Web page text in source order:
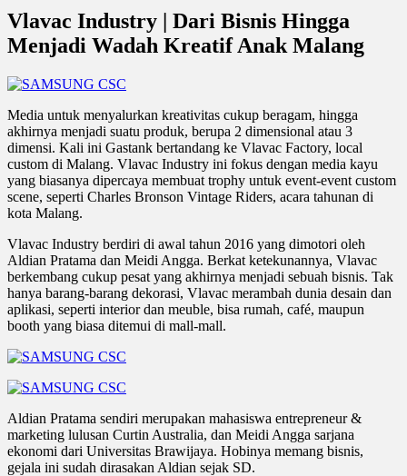
Vlavac Industry | Dari Bisnis Hingga
Menjadi Wadah Kreatif Anak Malang
Media untuk menyalurkan kreativitas cukup beragam, hingga
akhirnya menjadi suatu produk, berupa 2 dimensional atau 3
dimensi. Kali ini Gastank bertandang ke Vlavac Factory, local
custom di Malang. Vlavac Industry ini fokus dengan media kayu
yang biasanya dipercaya membuat trophy untuk event-event custom
scene, seperti Charles Bronson Vintage Riders, acara tahunan di
kota Malang.
Vlavac Industry berdiri di awal tahun 2016 yang dimotori oleh
Aldian Pratama dan Meidi Angga. Berkat ketekunannya, Vlavac
berkembang cukup pesat yang akhirnya menjadi sebuah bisnis. Tak
hanya barang-barang dekorasi, Vlavac merambah dunia desain dan
aplikasi, seperti interior dan meuble, bisa rumah, café, maupun
booth yang biasa ditemui di mall-mall.
Aldian Pratama sendiri merupakan mahasiswa entrepreneur &
marketing lulusan Curtin Australia, dan Meidi Angga sarjana
ekonomi dari Universitas Brawijaya. Hobinya memang bisnis,
gejala ini sudah dirasakan Aldian sejak SD.